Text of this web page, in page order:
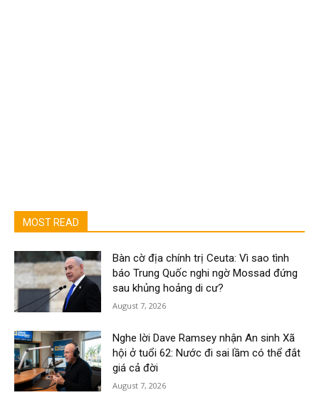
MOST READ
Bàn cờ địa chính trị Ceuta: Vì sao tình
báo Trung Quốc nghi ngờ Mossad đứng
sau khủng hoảng di cư?
August 7, 2026
Nghe lời Dave Ramsey nhận An sinh Xã
hội ở tuổi 62: Nước đi sai lầm có thể đắt
giá cả đời
August 7, 2026